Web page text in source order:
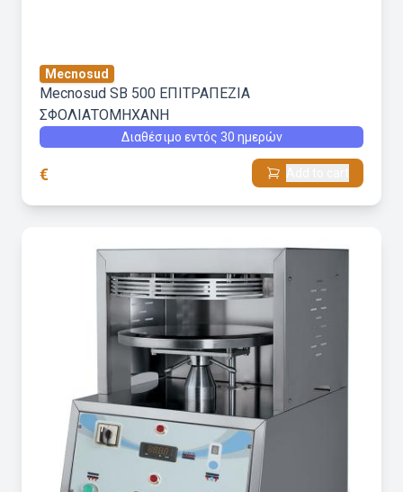
Mecnosud
Mecnosud SB 500 ΕΠΙΤΡΑΠΕΖΙΑ
ΣΦΟΛΙΑΤΟΜΗΧΑΝΗ
Διαθέσιμο εντός 30 ημερών
€